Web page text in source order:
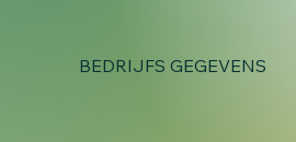
BEDRIJFS GEGEVENS